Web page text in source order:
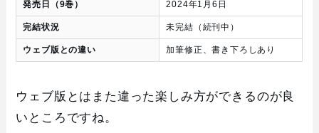
発売日（9巻） 2024年1月6日
完結状況 未完結（続刊中）
ウェブ版との違い 加筆修正、書き下ろしあり
ウェブ版とはまた違った楽しみ方ができるのが良
いところですね。